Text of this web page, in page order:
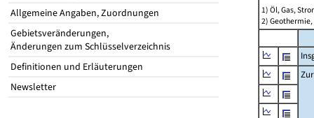
Allgemeine Angaben, Zuordnungen
Gebietsveränderungen,
Änderungen zum Schlüsselverzeichnis
Definitionen und Erläuterungen
Newsletter
1) Öl, Gas,
2)